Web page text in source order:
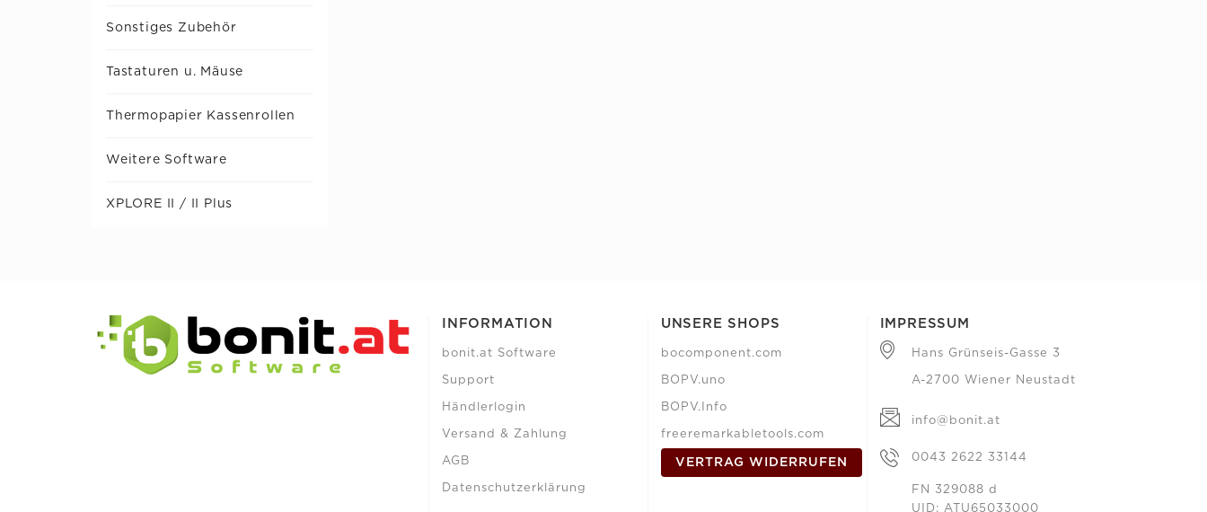
Sonstiges Zubehör
Tastaturen u. Mäuse
Thermopapier Kassenrollen
Weitere Software
XPLORE II / II Plus
INFORMATION
bonit.at Software
Support
Händlerlogin
Versand & Zahlung
AGB
Datenschutzerklärung
UNSERE SHOPS
bocomponent.com
BOPV.uno
BOPV.Info
freeremarkabletools.com
VERTRAG WIDERRUFEN
IMPRESSUM
Hans Grünseis-Gasse 3
A-2700 Wiener Neustadt
info@bonit.at
0043 2622 33144
FN 329088 d
UID: ATU65033000